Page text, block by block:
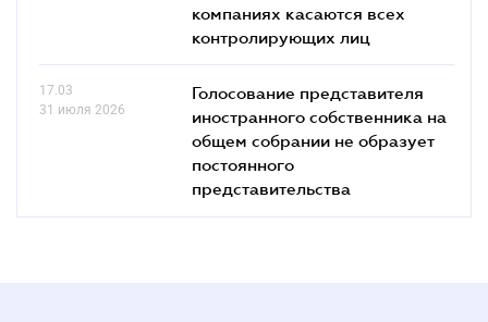
компаниях касаются всех
контролирующих лиц
17.03
31 июля 2026
Голосование представителя
иностранного собственника на
общем собрании не образует
постоянного
представительства